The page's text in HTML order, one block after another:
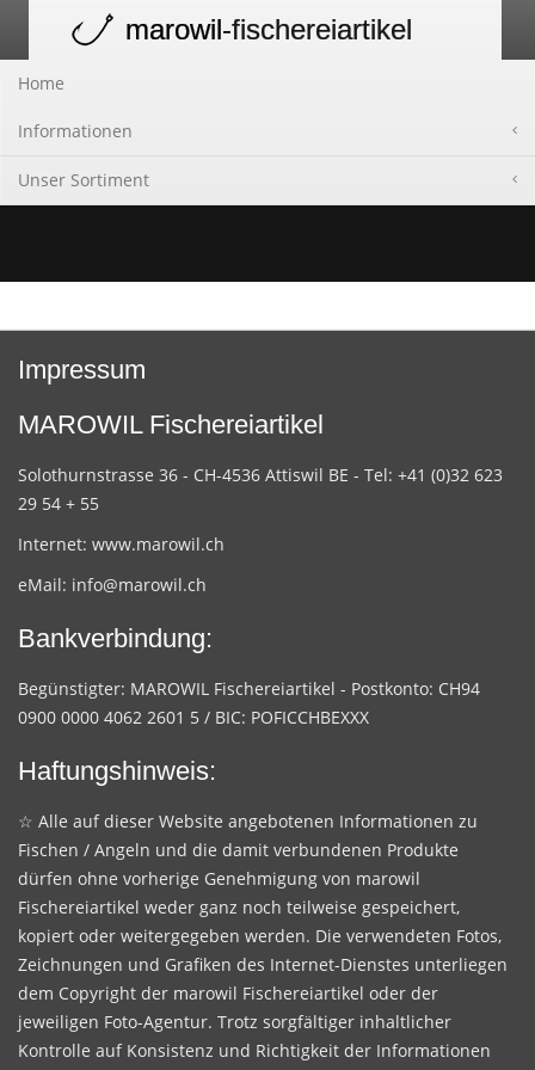
navigation
marowil-fischereiartikel
Home
Informationen
Unser Sortiment
Impressum
MAROWIL Fischereiartikel
Solothurnstrasse 36 - CH-4536 Attiswil BE - Tel: +41 (0)32 623
29 54 + 55
Internet: www.marowil.ch
eMail: info@marowil.ch
Bankverbindung:
Begünstigter: MAROWIL Fischereiartikel - Postkonto: CH94
0900 0000 4062 2601 5 / BIC: POFICCHBEXXX
Haftungshinweis:
☆ Alle auf dieser Website angebotenen Informationen zu
Fischen / Angeln und die damit verbundenen Produkte
dürfen ohne vorherige Genehmigung von marowil
Fischereiartikel weder ganz noch teilweise gespeichert,
kopiert oder weitergegeben werden. Die verwendeten Fotos,
Zeichnungen und Grafiken des Internet-Dienstes unterliegen
dem Copyright der marowil Fischereiartikel oder der
jeweiligen Foto-Agentur. Trotz sorgfältiger inhaltlicher
Kontrolle auf Konsistenz und Richtigkeit der Informationen